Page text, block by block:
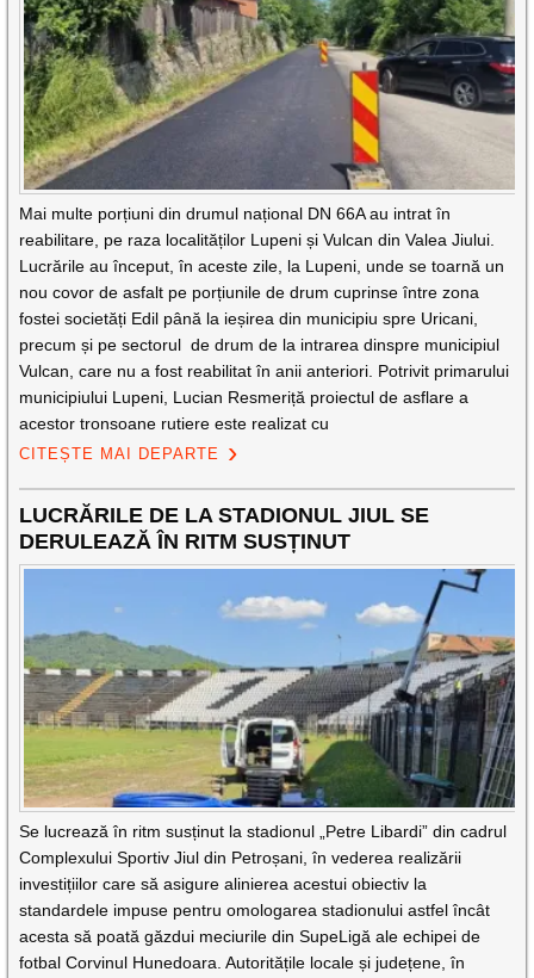
Mai multe porțiuni din drumul național DN 66A au intrat în
reabilitare, pe raza localităților Lupeni și Vulcan din Valea Jiului.
Lucrările au început, în aceste zile, la Lupeni, unde se toarnă un
nou covor de asfalt pe porțiunile de drum cuprinse între zona
fostei societăți Edil până la ieșirea din municipiu spre Uricani,
precum și pe sectorul de drum de la intrarea dinspre municipiul
Vulcan, care nu a fost reabilitat în anii anteriori. Potrivit primarului
municipiului Lupeni, Lucian Resmeriță proiectul de asflare a
acestor tronsoane rutiere este realizat cu
CITEȘTE MAI DEPARTE
LUCRĂRILE DE LA STADIONUL JIUL SE
DERULEAZĂ ÎN RITM SUSȚINUT
Se lucrează în ritm susținut la stadionul „Petre Libardi” din cadrul
Complexului Sportiv Jiul din Petroșani, în vederea realizării
investițiilor care să asigure alinierea acestui obiectiv la
standardele impuse pentru omologarea stadionului astfel încât
acesta să poată găzdui meciurile din SupeLigă ale echipei de
fotbal Corvinul Hunedoara. Autoritățile locale și județene, în